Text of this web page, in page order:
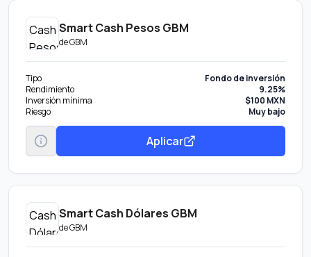
Smart Cash Pesos GBM
deGBM
Tipo
Fondo de inversión
Rendimiento
9.25%
Inversión mínima
$100 MXN
Riesgo
Muy bajo
Aplicar
Smart Cash Dólares GBM
deGBM